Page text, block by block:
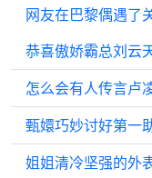
恭喜傲娇霸总刘云
怎么会有人传言卢
甄嬛巧妙讨好第一